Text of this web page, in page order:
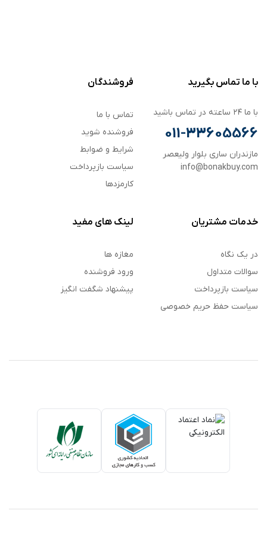
با ما تماس بگیرید
با ما ۲۴ ساعته در تماس باشید
011-33605566
مازندران ساری بلوار ولیعصر
info@bonakbuy.com
فروشندگان
تماس با ما
فروشنده شوید
شرایط و ضوابط
سیاست بازپرداخت
کارمزدها
خدمات مشتریان
در یک نگاه
سوالات متداول
سیاست بازپرداخت
سیاست حفظ حریم خصوصی
لینک های مفید
مغازه ها
ورود فروشنده
پیشنهاد شگفت انگیز